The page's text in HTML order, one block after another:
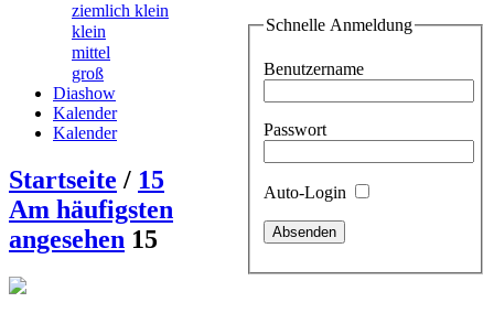
Schnelle Anmeldung
Benutzername
Passwort
Auto-Login
ziemlich klein
klein
mittel
groß
Diashow
Kalender
Kalender
Startseite / 15
Am häufigsten
angesehen 15